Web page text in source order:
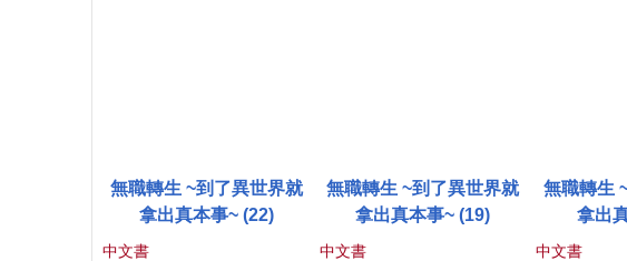
無職轉生 ~到了異世界就
拿出真本事~ (22)
中文書
無職轉生 ~到了異世界就
拿出真本事~ (19)
中文書
無職轉生
拿出
中文書